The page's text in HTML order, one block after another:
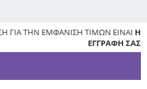
ΓΙΑ ΤΗΝ ΕΜΦΑΝΙΣΗ ΤΙΜΩΝ ΕΙΝΑΙ Η
ΕΓΓΡΑΦΗ ΣΑΣ